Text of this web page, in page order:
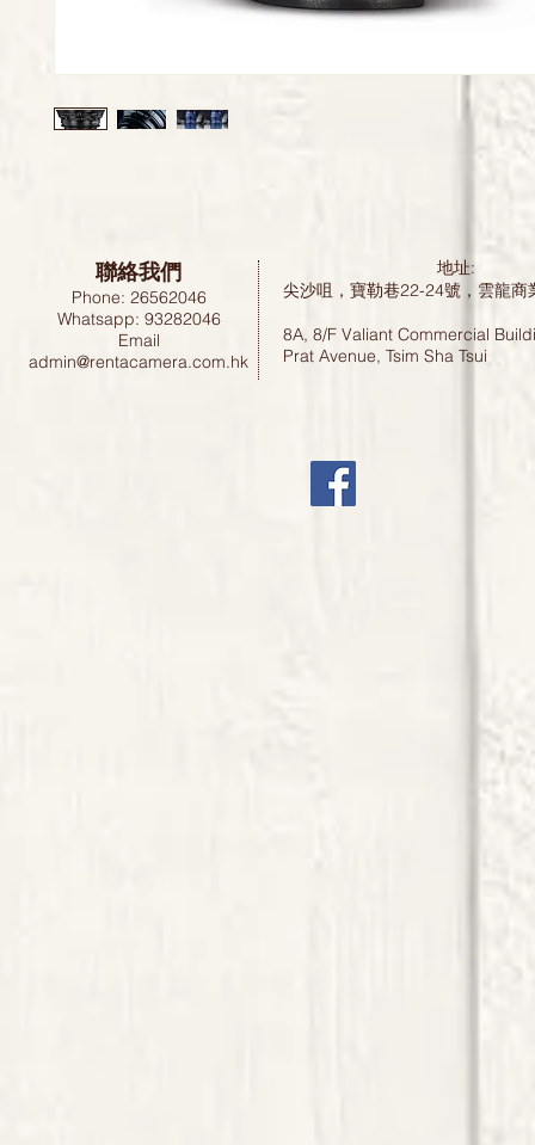
聯絡我們
Phone: 26562046
Whatsapp: 93282046
Email
admin@rentacamera.com.hk
地址:
尖沙咀，寶勒巷22-24號，雲龍
8A, 8/F Valiant Commercial
Prat Avenue, Tsim Sha Tsui